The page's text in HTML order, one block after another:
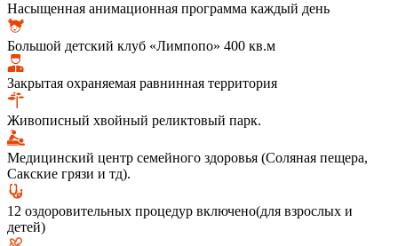
Насыщенная анимационная программа каждый день
Большой детский клуб «Лимпопо» 400 кв.м
Закрытая охраняемая равнинная территория
Живописный хвойный реликтовый парк.
Медицинский центр семейного здоровья (Соляная пещера,
Сакские грязи и тд).
12 оздоровительных процедур включено(для взрослых и
детей)